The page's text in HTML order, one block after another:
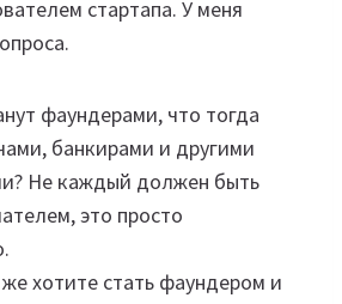
стартапа. У меня
фаундерами, что тогда
банкирами и другими
Не каждый должен быть
это просто
хотите стать фаундером и